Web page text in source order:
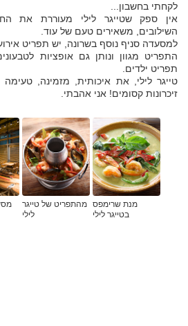
לקחתי בחשבון...
אין ספק שטייגר לילי מעוררת את
השילובים, משאירים טעם של עוד.
למסעדה סניף נוסף בשרונה, יש תפריט אירועים
התפריט מגוון ונותן גם אופציות
תפריט ילדים.
טייגר לילי, את איכותית, מזמינה,
זיכרונות קסומים! אני אהבתי.
מנת שרימפס
בטייגר לילי
מהתפריט של טייגר
לילי